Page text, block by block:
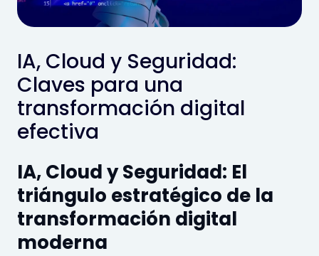
IA, Cloud y Seguridad:
Claves para una
transformación digital
efectiva
IA, Cloud y Seguridad: El
triángulo estratégico de la
transformación digital
moderna